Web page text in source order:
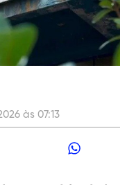
às 07:13